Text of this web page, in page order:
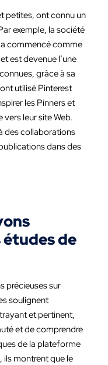
petites, ont connu un
exemple, la société
commencé comme
est devenue l’une
grâce à sa
utilisé Pinterest
les Pinners et
leur site Web.
des collaborations
dans des
de
précieuses sur
soulignent
et pertinent,
et de comprendre
de la plateforme
ils montrent que le